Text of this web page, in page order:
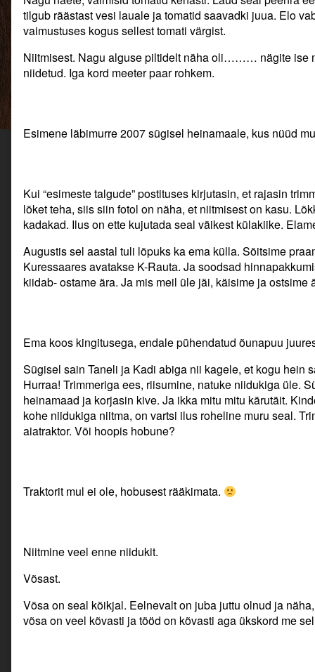
:)
Ja
siis
tilgub räästast vesi lauale ja tomatid saavadki juua. Elo
vaimustuses kogus sellest tomati värgist.
Niitmisest. Nagu alguse piltidelt näha oli……… nägite ise
niidetud. Iga kord meeter paar rohkem.
Esimene läbimurre 2007 sügisel heinamaale, kus nüüd
Kui “esimeste talgude” postituses kirjutasin, et rajasin
lõket teha, siis siin fotol on näha, et niitmisest on kasu.
kadakad. Ilus on ette kujutada seal väikest külakiike.
Augustis sel aastal tuli lõpuks ka ema külla. Sõitsime
Kuressaares avatakse K-Rauta. Ja soodsad
kiidab- ostame ära. Ja mis meil üle jäi, käisime ja ostsime
Ema koos kingitusega, endale pühendatud õunapuu
Sügisel sain Taneli ja Kadi abiga nii kagele, et kogu hein
Hurraa! Trimmeriga ees, riisumine, natuke niidukiga üle.
heinamaad ja korjasin kive. Ja ikka mitu mitu kärutäit.
kohe niidukiga niitma, on vartsi ilus roheline muru seal.
aiatraktor. Või hoopis hobune?
Traktorit mul ei ole, hobusest rääkimata.
Niitmine veel enne niidukit.
Võsast.
Võsa on seal kõikjal. Eelnevalt on juba juttu olnud ja
võsa on veel kõvasti ja tööd on kõvasti aga ükskord me